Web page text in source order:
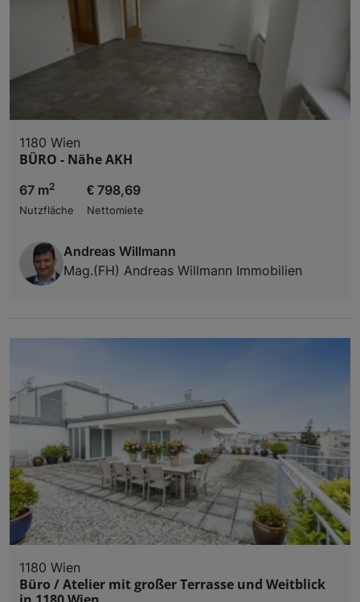
1180 Wien
BÜRO - Nähe AKH
67 m2
Nutzfläche
€ 798,69
Nettomiete
Andreas Willmann
Mag.(FH) Andreas Willmann Immobilien
1180 Wien
Büro / Atelier mit großer Terrasse und Weitblick